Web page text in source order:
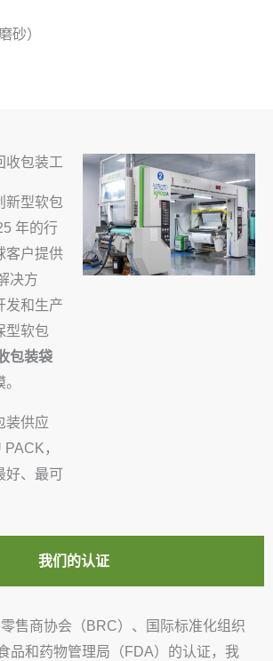
砂）
收包装工
新型软包
年的行
客户提供
决方
发和生产
型软包
包装袋
装供应
，
好、最可
我们的认证
售商协会（BRC）、国际标准化组织
品和药物管理局（FDA）的认证，我